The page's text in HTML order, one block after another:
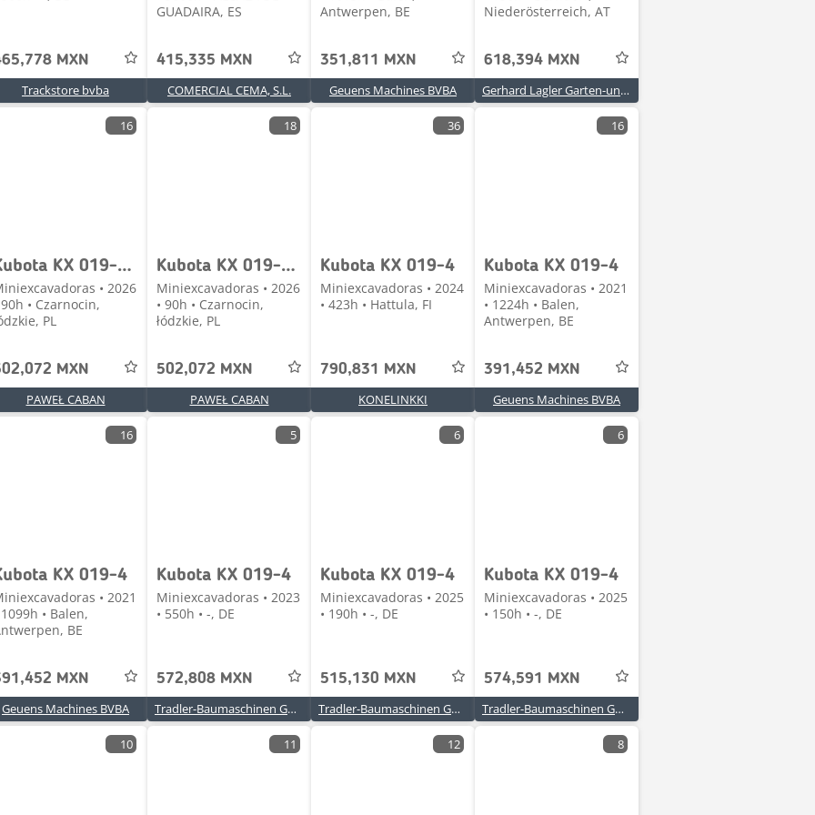
MXN
Trackstore bvba
GUADAIRA, ES
415,335 MXN
COMERCIAL CEMA, S.L.
Antwerpen, BE
351,811 MXN
Geuens Machines BVBA
Niederösterreich, AT
618,394 MXN
Gerhard Lagler Garten-und Landschaftsbau GmbH
16
Kubota KX 019-4 jak CAT WACKER JCB R435
• 2026
90h • Czarnocin,
PL
MXN
PAWEŁ CABAN
18
Kubota KX 019-4 jak CAT WACKER JCB RZ143
Miniexcavadoras • 2026
• 90h • Czarnocin,
łódzkie, PL
502,072 MXN
PAWEŁ CABAN
36
Kubota KX 019-4
Miniexcavadoras • 2024
• 423h • Hattula, FI
790,831 MXN
KONELINKKI
16
Kubota KX 019-4
Miniexcavadoras • 2021
• 1224h • Balen,
Antwerpen, BE
391,452 MXN
Geuens Machines BVBA
16
KX 019-4
• 2021
1099h • Balen,
BE
MXN
Geuens Machines BVBA
5
Kubota KX 019-4
Miniexcavadoras • 2023
• 550h • -, DE
572,808 MXN
Tradler-Baumaschinen GmbH
6
Kubota KX 019-4
Miniexcavadoras • 2025
• 190h • -, DE
515,130 MXN
Tradler-Baumaschinen GmbH
6
Kubota KX 019-4
Miniexcavadoras • 2025
• 150h • -, DE
574,591 MXN
Tradler-Baumaschinen GmbH
10 11 12 8